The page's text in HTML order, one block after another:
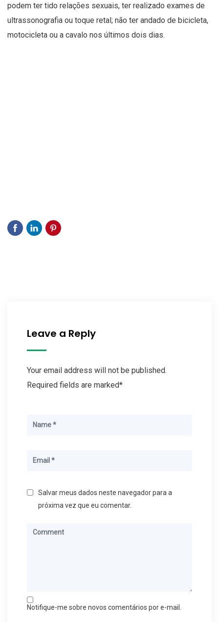
podem ter tido relações sexuais, ter realizado exames de
ultrassonografia ou toque retal; não ter andado de bicicleta,
motocicleta ou a cavalo nos últimos dois dias.
Leave a Reply
Your email address will not be published.
Required fields are marked*
Salvar meus dados neste navegador para a
próxima vez que eu comentar.
Notifique-me sobre novos comentários por e-mail.